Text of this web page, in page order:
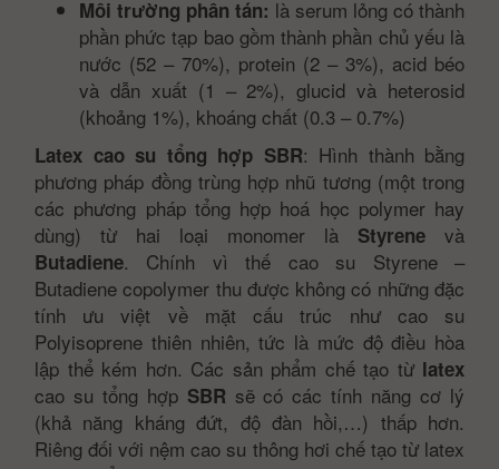
Môi trường phân tán: là serum lỏng có thành
phần phức tạp bao gồm thành phần chủ yếu là
nước (52 – 70%), protein (2 – 3%), acid béo
và dẫn xuất (1 – 2%), glucid và heterosid
(khoảng 1%), khoáng chất (0.3 – 0.7%)
Latex cao su tổng hợp SBR: Hình thành bằng
phương pháp đồng trùng hợp nhũ tương (một trong
các phương pháp tổng hợp hoá học polymer hay
dùng) từ hai loại monomer là Styrene và
Butadiene. Chính vì thế cao su Styrene –
Butadiene copolymer thu được không có những đặc
tính ưu việt về mặt cấu trúc như cao su
Polyisoprene thiên nhiên, tức là mức độ điều hòa
lập thể kém hơn. Các sản phẩm chế tạo từ latex
cao su tổng hợp SBR sẽ có các tính năng cơ lý
(khả năng kháng đứt, độ đàn hồi,…) thấp hơn.
Riêng đối với nệm cao su thông hơi chế tạo từ latex